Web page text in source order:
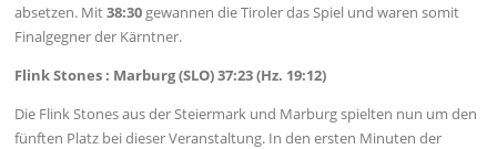
absetzen. Mit38:30 gewannen die Tiroler das Spiel und waren somit
Finalgegner der Kärntner.
Flink Stones : Marburg (SLO) 37:23 (Hz. 19:12)
Die Flink Stones aus der Steiermark und Marburg spielten nun um den
fünften Platz bei dieser Veranstaltung. In den ersten Minuten der